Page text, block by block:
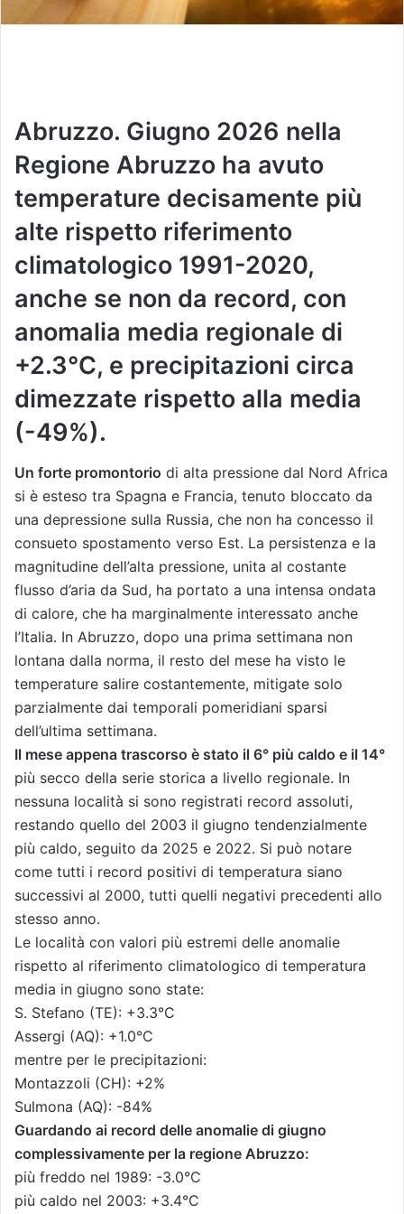
Abruzzo. Giugno 2026 nella
Regione Abruzzo ha avuto
temperature decisamente più
alte rispetto riferimento
climatologico 1991-2020,
anche se non da record, con
anomalia media regionale di
+2.3°C, e precipitazioni circa
dimezzate rispetto alla media
(-49%).
Un forte promontorio di alta pressione dal Nord Africa
si è esteso tra Spagna e Francia, tenuto bloccato da
una depressione sulla Russia, che non ha concesso il
consueto spostamento verso Est. La persistenza e la
magnitudine dell’alta pressione, unita al costante
flusso d’aria da Sud, ha portato a una intensa ondata
di calore, che ha marginalmente interessato anche
l’Italia. In Abruzzo, dopo una prima settimana non
lontana dalla norma, il resto del mese ha visto le
temperature salire costantemente, mitigate solo
parzialmente dai temporali pomeridiani sparsi
dell’ultima settimana.
Il mese appena trascorso è stato il 6° più caldo e il 14°
più secco della serie storica a livello regionale. In
nessuna località si sono registrati record assoluti,
restando quello del 2003 il giugno tendenzialmente
più caldo, seguito da 2025 e 2022. Si può notare
come tutti i record positivi di temperatura siano
successivi al 2000, tutti quelli negativi precedenti allo
stesso anno.
Le località con valori più estremi delle anomalie
rispetto al riferimento climatologico di temperatura
media in giugno sono state:
S. Stefano (TE): +3.3°C
Assergi (AQ): +1.0°C
mentre per le precipitazioni:
Montazzoli (CH): +2%
Sulmona (AQ): -84%
Guardando ai record delle anomalie di giugno
complessivamente per la regione Abruzzo:
più freddo nel 1989: -3.0°C
più caldo nel 2003: +3.4°C